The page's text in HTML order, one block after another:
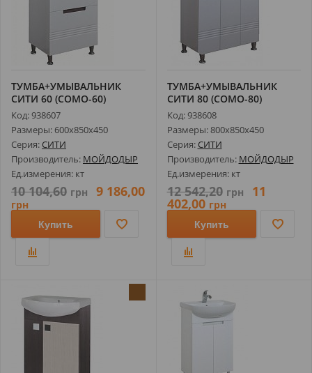
ТУМБА+УМЫВАЛЬНИК
СИТИ 60 (СОМО-60)
Код: 938607
Размеры: 600х850х450
Серия: СИТИ
Производитель: МОЙДОДЫР
Ед.измерения: кт
10 104,60 грн 9 186,00
грн
Купить
ТУМБА+УМЫВАЛЬНИК
СИТИ 80 (СОМО-80)
Код: 938608
Размеры: 800х850х450
Серия: СИТИ
Производитель: МОЙДОДЫР
Ед.измерения: кт
12 542,20 грн 11
402,00 грн
Купить